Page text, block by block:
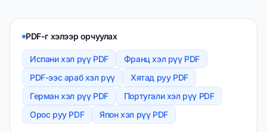
PDF-г хэлээр орчуулах
Испани хэл рүү PDF
Франц хэл рүү PDF
PDF-ээс араб хэл рүү
Хятад руу PDF
Герман хэл рүү PDF
Португали хэл рүү PDF
Орос руу PDF
Япон хэл рүү PDF